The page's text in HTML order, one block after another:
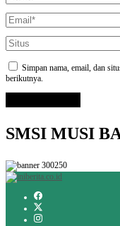
Simpan nama, email, dan
berikutnya.
SMSI MUSI